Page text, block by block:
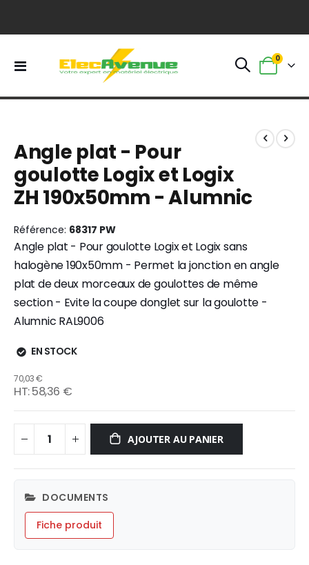
Basculer
Panier
0
the
end
of
the
images
the
beginning
of
the
images
Angle plat - Pour
goulotte Logix et Logix
ZH 190x50mm - Alumnic
Référence 68317 PW
Angle plat - Pour goulotte Logix et Logix sans
halogène 190x50mm - Permet la jonction en angle
plat de deux morceaux de goulottes de même
section - Evite la coupe donglet sur la goulotte -
Alumnic RAL9006
EN STOCK
70,03 €
58,36 €
AJOUTER AU PANIER
DOCUMENTS
Fiche produit